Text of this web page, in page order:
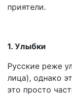
приятели.
1. Улыбки
Русские реже
лица), однако
это просто